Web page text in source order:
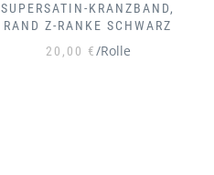
SUPERSATIN-KRANZBAND,
RAND Z-RANKE GOLD
20,00 €/Rolle